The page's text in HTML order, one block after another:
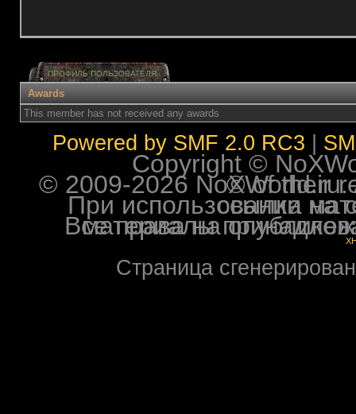
ПРОФИЛЬ ПОЛЬЗОВАТЕЛЯ
Awards
This member has not received any awards
Powered by SMF 2.0 RC3
Copyright ©
© 2009-2026 NoXWorld.ru. All
При использовании
Все права на опубликованные на форуме
Страница